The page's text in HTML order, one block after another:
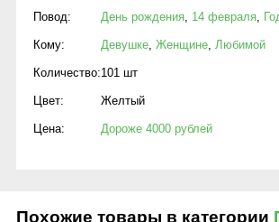
Повод: День рождения, 14 февраля,
Кому: Девушке, Женщине, Любимой
Количество:101 шт
Цвет: Желтый
Цена: Дороже 4000 рублей
Похожие товары в категории